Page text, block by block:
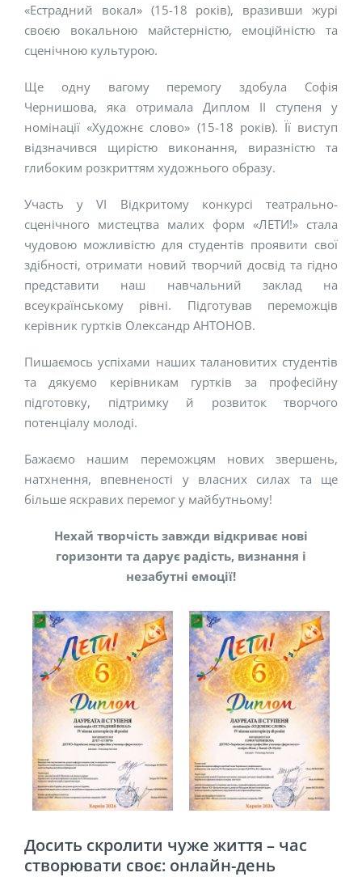
«Естрадний вокал» (15-18 років), вразивши журі
своєю вокальною майстерністю, емоційністю та
сценічною культурою.
Ще одну вагому перемогу здобула Софія
Чернишова, яка отримала Диплом ІІ ступеня у
номінації «Художнє слово» (15-18 років). Її виступ
відзначився щирістю виконання, виразністю та
глибоким розкриттям художнього образу.
Участь у VІ Відкритому конкурсі театрально-
сценічного мистецтва малих форм «ЛЕТИ!» стала
чудовою можливістю для студентів проявити свої
здібності, отримати новий творчий досвід та гідно
представити наш навчальний заклад на
всеукраїнському рівні. Підготував переможців
керівник гуртків Олександр АНТОНОВ.
Пишаємось успіхами наших талановитих студентів
та дякуємо керівникам гуртків за професійну
підготовку, підтримку й розвиток творчого
потенціалу молоді.
Бажаємо нашим переможцям нових звершень,
натхнення, впевненості у власних силах та ще
більше яскравих перемог у майбутньому!
Нехай творчість завжди відкриває нові
горизонти та дарує радість, визнання і
незабутні емоції!
Досить скролити чуже життя – час
створювати своє: онлайн-день